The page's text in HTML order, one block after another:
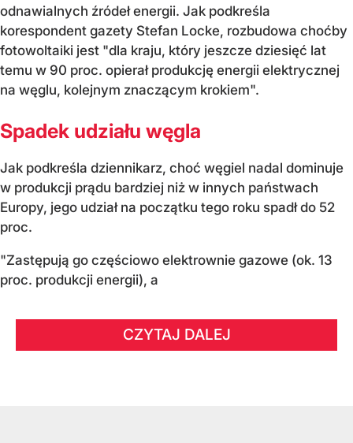
odnawialnych źródeł energii. Jak podkreśla
korespondent gazety Stefan Locke, rozbudowa choćby
fotowoltaiki jest "dla kraju, który jeszcze dziesięć lat
temu w 90 proc. opierał produkcję energii elektrycznej
na węglu, kolejnym znaczącym krokiem".
Spadek udziału węgla
Jak podkreśla dziennikarz, choć węgiel nadal dominuje
w produkcji prądu bardziej niż w innych państwach
Europy, jego udział na początku tego roku spadł do 52
proc.
"Zastępują go częściowo elektrownie gazowe (ok. 13
proc. produkcji energii), a
CZYTAJ DALEJ